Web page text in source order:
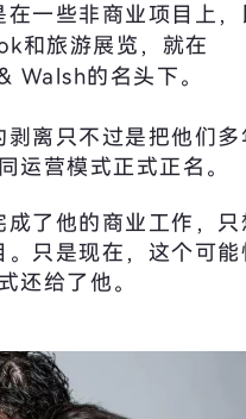
在一些非商业项目上，
和旅游展览，就在
Walsh的名头下。
剥离只不过是把他们多
运营模式正式正名。
成了他的商业工作，只
只是现在，这个可能
还给了他。